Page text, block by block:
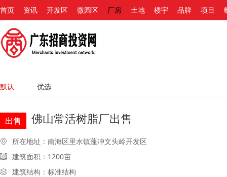
首页 资讯 开发区 微园区 厂房 土地 楼宇 品牌 项目
默认 优选
出售 佛山常活树脂厂出售
所在地址：南海区里水镇蓬冲文头岭开发区
建筑面积：1200亩
建筑结构：标准结构